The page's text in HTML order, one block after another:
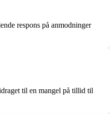
respons på anmodninger
til en mangel på tillid til